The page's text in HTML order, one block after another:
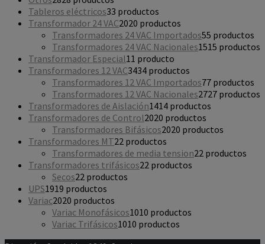
Tableros eléctricos33 productos
Transformador 24 VAC2020 productos
Transformadores 24 VAC Importados55 productos
Transformadores 24 VAC Nacionales1515 productos
Transformador Especial11 producto
Transformadores 12 VAC3434 productos
Transformadores 12 VAC Importados77 productos
Transformadores 12 VAC Nacionales2727 productos
Transformadores de Aislación1414 productos
Transformadores de Control2020 productos
Transformadores Bifásicos2020 productos
Transformadores MT22 productos
Transformadores de media tension22 productos
Transformadores trifásicos22 productos
Secos22 productos
UPS1919 productos
Variac2020 productos
Variac Monofásicos1010 productos
Variac Trifásicos1010 productos